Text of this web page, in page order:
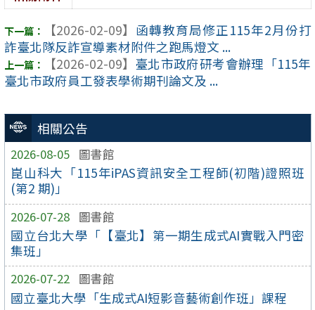
相關公告
2026-08-05 圖書館
崑山科大「115年iPAS資訊安全工程師(初階)證照班
(第2 期)」
2026-07-28 圖書館
國立台北大學「【臺北】第一期生成式AI實戰入門密
集班」
2026-07-22 圖書館
國立臺北大學「生成式AI短影音藝術創作班」課程
【2026-02-09】 函轉教育局修正115年2月份打
詐臺北隊反詐宣導素材附件之跑馬燈文 ...
【2026-02-09】 臺北市政府研考會辦理「115年
臺北市政府員工發表學術期刊論文及 ...